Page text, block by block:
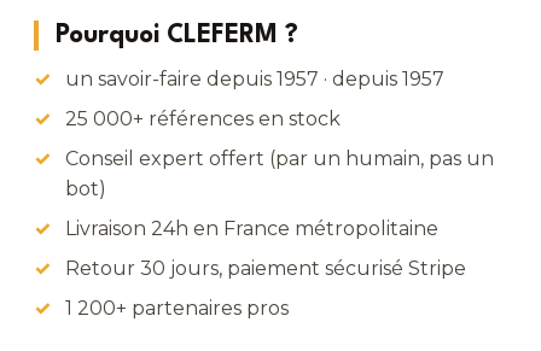
Pourquoi CLEFERM ?
un savoir-faire depuis 1957 · depuis 1957
25 000+ références en stock
Conseil expert offert (par un humain, pas un
bot)
Livraison 24h en France métropolitaine
Retour 30 jours, paiement sécurisé Stripe
1 200+ partenaires pros